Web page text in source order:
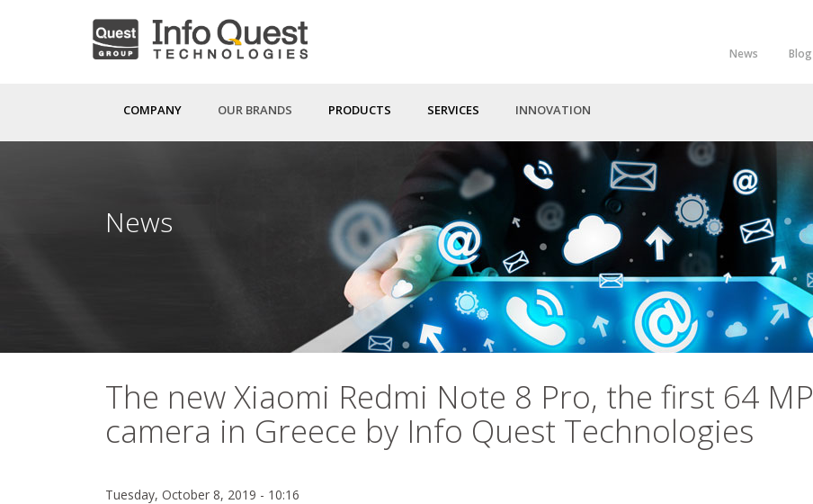
News Blog
COMPANY OUR BRANDS PRODUCTS SERVICES INNOVATION
News
The new Xiaomi Redmi Note 8 Pro, the first 64 MP
camera in Greece by Info Quest Technologies
Tuesday, October 8, 2019 - 10:16